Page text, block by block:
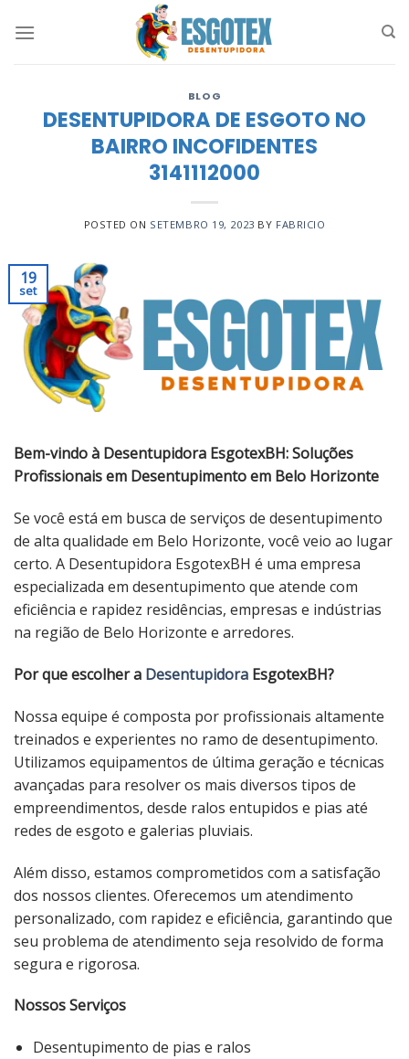
BLOG
DESENTUPIDORA DE ESGOTO NO
BAIRRO INCOFIDENTES
3141112000
POSTED ON SETEMBRO 19, 2023 BY FABRICIO
19
set
Bem-vindo à Desentupidora EsgotexBH: Soluções
Profissionais em Desentupimento em Belo Horizonte
Se você está em busca de serviços de desentupimento
de alta qualidade em Belo Horizonte, você veio ao lugar
certo. A Desentupidora EsgotexBH é uma empresa
especializada em desentupimento que atende com
eficiência e rapidez residências, empresas e indústrias
na região de Belo Horizonte e arredores.
Por que escolher a Desentupidora EsgotexBH?
Nossa equipe é composta por profissionais altamente
treinados e experientes no ramo de desentupimento.
Utilizamos equipamentos de última geração e técnicas
avançadas para resolver os mais diversos tipos de
empreendimentos, desde ralos entupidos e pias até
redes de esgoto e galerias pluviais.
Além disso, estamos comprometidos com a satisfação
dos nossos clientes. Oferecemos um atendimento
personalizado, com rapidez e eficiência, garantindo que
seu problema de atendimento seja resolvido de forma
segura e rigorosa.
Nossos Serviços
Desentupimento de pias e ralos